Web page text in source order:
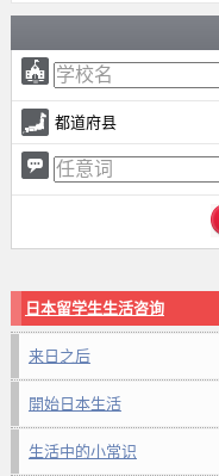
都道府县
日本留学生生活咨询
来日之后
開始日本生活
生活中的小常识